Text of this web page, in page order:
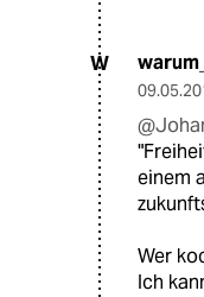
W
einem
Wer
Ich